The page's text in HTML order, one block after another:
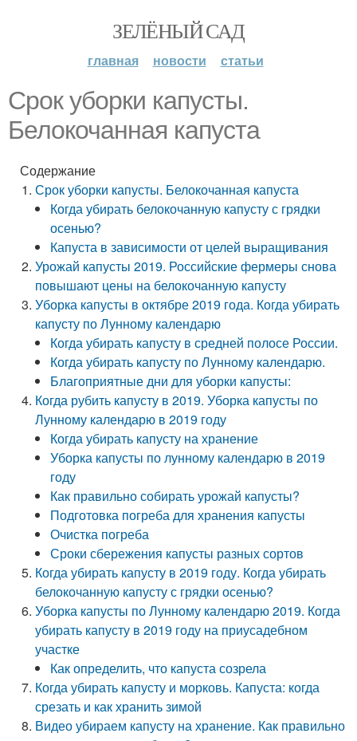
ЗЕЛЁНЫЙ САД
главная новости статьи
Срок уборки капусты.
Белокочанная капуста
Содержание
Срок уборки капусты. Белокочанная капуста
Когда убирать белокочанную капусту с грядки
осенью?
Капуста в зависимости от целей выращивания
Урожай капусты 2019. Российские фермеры снова
повышают цены на белокочанную капусту
Уборка капусты в октябре 2019 года. Когда убирать
капусту по Лунному календарю
Когда убирать капусту в средней полосе России.
Когда убирать капусту по Лунному календарю.
Благоприятные дни для уборки капусты:
Когда рубить капусту в 2019. Уборка капусты по
Лунному календарю в 2019 году
Когда убирать капусту на хранение
Уборка капусты по лунному календарю в 2019
году
Как правильно собирать урожай капусты?
Подготовка погреба для хранения капусты
Очистка погреба
Сроки сбережения капусты разных сортов
Когда убирать капусту в 2019 году. Когда убирать
белокочанную капусту с грядки осенью?
Уборка капусты по Лунному календарю 2019. Когда
убирать капусту в 2019 году на приусадебном
участке
Как определить, что капуста созрела
Когда убирать капусту и морковь. Капуста: когда
срезать и как хранить зимой
Видео убираем капусту на хранение. Как правильно